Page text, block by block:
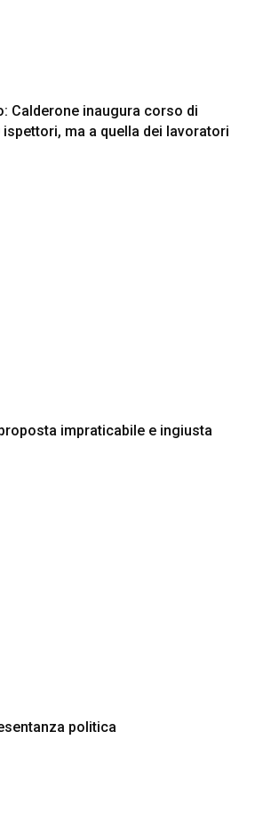
Calderone inaugura corso di
ma a quella dei lavoratori
impraticabile e ingiusta
politica